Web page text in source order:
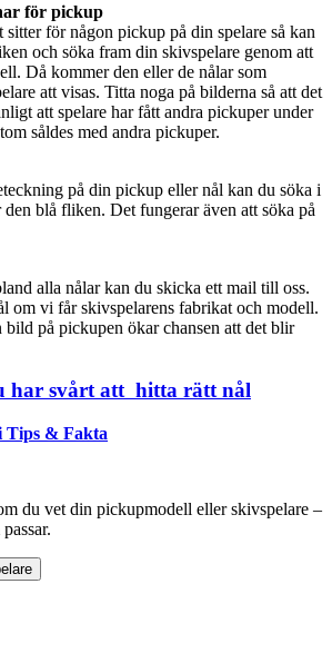
för pickup
för någon pickup på din spelare så kan
och söka fram din skivspelare genom att
Då kommer den eller de nålar som
att visas. Titta noga på bilderna så att det
att spelare har fått andra pickuper under
såldes med andra pickuper.
på din pickup eller nål kan du söka i
blå fliken. Det fungerar även att söka på
alla nålar kan du skicka ett mail till oss.
om vi får skivspelarens fabrikat och modell.
på pickupen ökar chansen att det blir
har svårt att hitta rätt nål
Tips & Fakta
du vet din pickupmodell eller skivspelare –